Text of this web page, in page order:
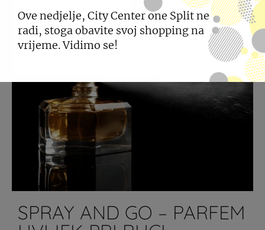
SPRAY AND GO – PARFEM
Ove nedjelje, City Center one Split ne
radi, stoga obavite svoj shopping na
vrijeme. Vidimo se!